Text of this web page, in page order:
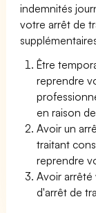
indemnités
votre arrêt de
Être
reprendre
en raison
Avoir un
traitant
reprendre
Avoir
d'arrêt de